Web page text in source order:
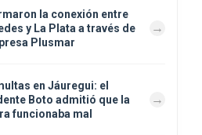
la conexión entre
y La Plata a través de
Plusmar
en Jáuregui: el
Boto admitió que la
funcionaba mal